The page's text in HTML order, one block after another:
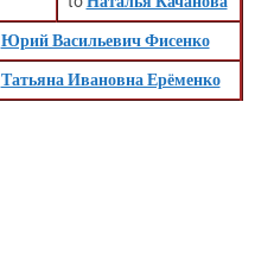
Юрий Васильевич Фисенко
Татьяна Ивановна Ерёменко